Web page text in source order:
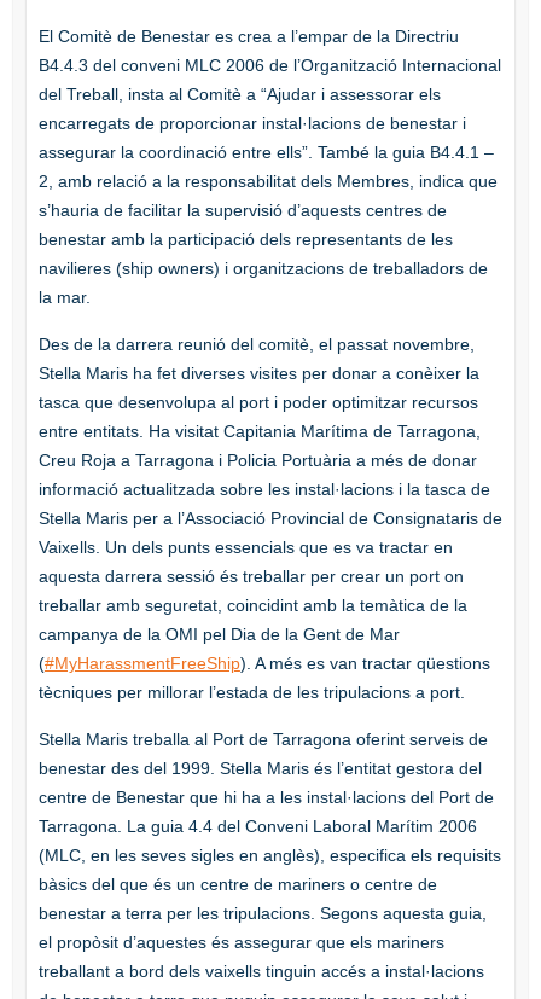
El Comitè de Benestar es crea a l’empar de la Directriu
B4.4.3 del conveni MLC 2006 de l’Organització Internacional
del Treball, insta al Comitè a “Ajudar i assessorar els
encarregats de proporcionar instal·lacions de benestar i
assegurar la coordinació entre ells”. També la guia B4.4.1 –
2, amb relació a la responsabilitat dels Membres, indica que
s’hauria de facilitar la supervisió d’aquests centres de
benestar amb la participació dels representants de les
navilieres (ship owners) i organitzacions de treballadors de
la mar.
Des de la darrera reunió del comitè, el passat novembre,
Stella Maris ha fet diverses visites per donar a conèixer la
tasca que desenvolupa al port i poder optimitzar recursos
entre entitats. Ha visitat Capitania Marítima de Tarragona,
Creu Roja a Tarragona i Policia Portuària a més de donar
informació actualitzada sobre les instal·lacions i la tasca de
Stella Maris per a l’Associació Provincial de Consignataris de
Vaixells. Un dels punts essencials que es va tractar en
aquesta darrera sessió és treballar per crear un port on
treballar amb seguretat, coincidint amb la temàtica de la
campanya de la OMI pel Dia de la Gent de Mar
(#MyHarassmentFreeShip). A més es van tractar qüestions
tècniques per millorar l’estada de les tripulacions a port.
Stella Maris treballa al Port de Tarragona oferint serveis de
benestar des del 1999. Stella Maris és l’entitat gestora del
centre de Benestar que hi ha a les instal·lacions del Port de
Tarragona. La guia 4.4 del Conveni Laboral Marítim 2006
(MLC, en les seves sigles en anglès), especifica els requisits
bàsics del que és un centre de mariners o centre de
benestar a terra per les tripulacions. Segons aquesta guia,
el propòsit d’aquestes és assegurar que els mariners
treballant a bord dels vaixells tinguin accés a instal·lacions